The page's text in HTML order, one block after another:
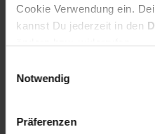
Cookie Verwendung ein.
kannst Du jederzeit in den
Notwendig
Präferenzen